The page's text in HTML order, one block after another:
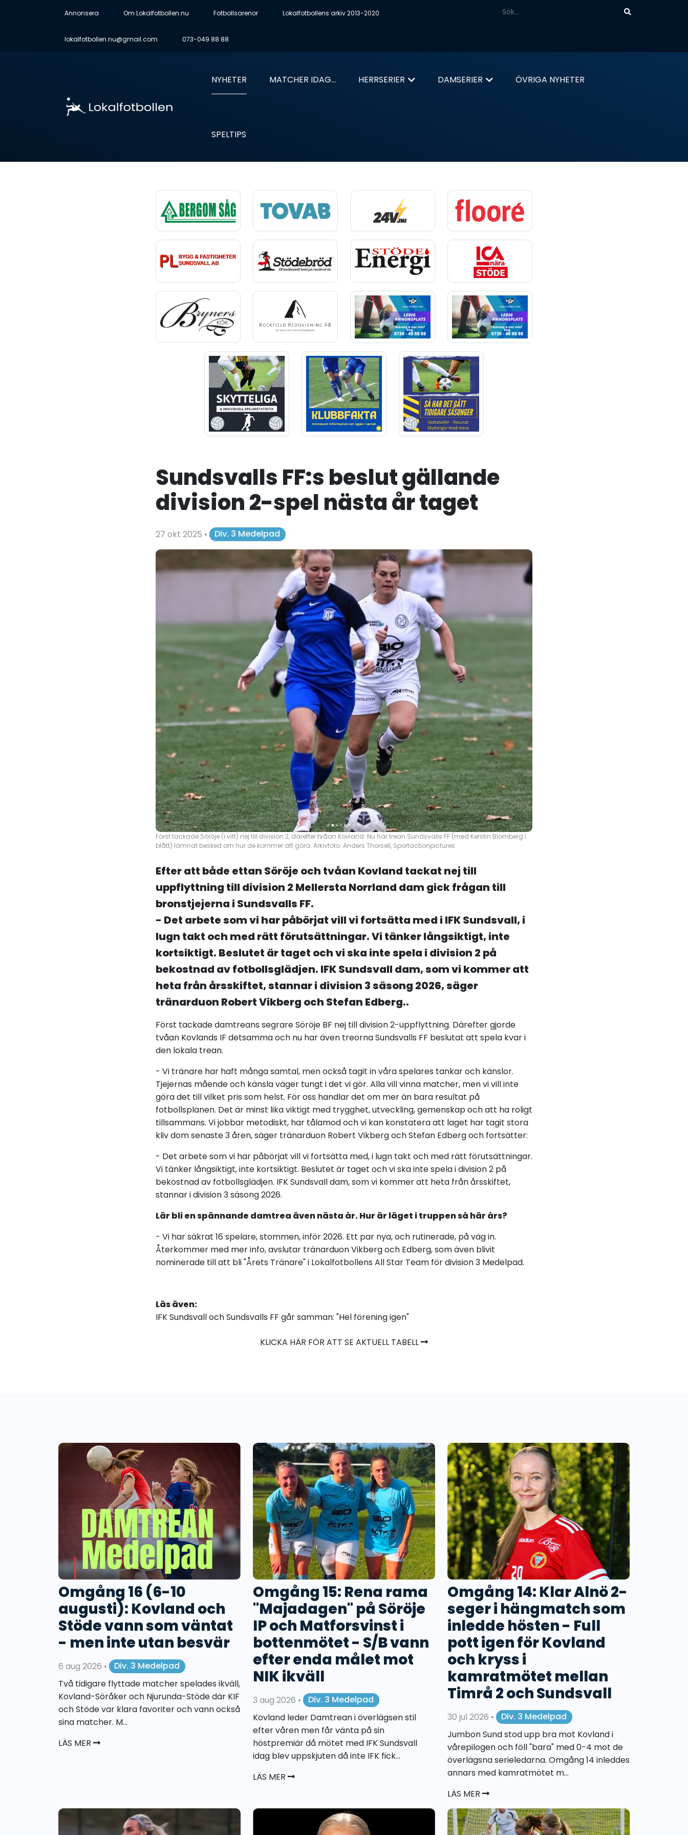
Annonsera Om Lokalfotbollen.nu Fotbollsarenor Lokalfotbollens arkiv 2013-2020
lokalfotbollen.nu@gmail.com 073-049 88 88
NYHETER MATCHER IDAG... HERRSERIER DAMSERIER ÖVRIGA NYHETER
SPELTIPS
Sundsvalls FF:s beslut gällande
division 2-spel nästa år taget
27 okt 2025 • Div. 3 Medelpad
Först tackade Söröje (i vitt) nej till division 2, därefter tvåan Kovland. Nu har trean Sundsvalls FF (med Kerstin Blomberg i
blått) lämnat besked om hur de kommer att göra. Arkivfoto: Anders Thorsell, Sportactionpictures.
Efter att både ettan Söröje och tvåan Kovland tackat nej till
uppflyttning till division 2 Mellersta Norrland dam gick frågan till
bronstjejerna i Sundsvalls FF.
- Det arbete som vi har påbörjat vill vi fortsätta med i IFK Sundsvall, i
lugn takt och med rätt förutsättningar. Vi tänker långsiktigt, inte
kortsiktigt. Beslutet är taget och vi ska inte spela i division 2 på
bekostnad av fotbollsglädjen. IFK Sundsvall dam, som vi kommer att
heta från årsskiftet, stannar i division 3 säsong 2026, säger
tränarduon Robert Vikberg och Stefan Edberg..
Först tackade damtreans segrare Söröje BF nej till division 2-uppflyttning. Därefter gjorde
tvåan Kovlands IF detsamma och nu har även treorna Sundsvalls FF beslutat att spela kvar i
den lokala trean.
- Vi tränare har haft många samtal, men också tagit in våra spelares tankar och känslor.
Tjejernas mående och känsla väger tungt i det vi gör. Alla vill vinna matcher, men vi vill inte
göra det till vilket pris som helst. För oss handlar det om mer än bara resultat på
fotbollsplanen. Det är minst lika viktigt med trygghet, utveckling, gemenskap och att ha roligt
tillsammans. Vi jobbar metodiskt, har tålamod och vi kan konstatera att laget har tagit stora
kliv dom senaste 3 åren, säger tränarduon Robert Vikberg och Stefan Edberg och fortsätter:
- Det arbete som vi har påbörjat vill vi fortsätta med, i lugn takt och med rätt förutsättningar.
Vi tänker långsiktigt, inte kortsiktigt. Beslutet är taget och vi ska inte spela i division 2 på
bekostnad av fotbollsglädjen. IFK Sundsvall dam, som vi kommer att heta från årsskiftet,
stannar i division 3 säsong 2026.
Lär bli en spännande damtrea även nästa år. Hur är läget i truppen så här års?
- Vi har säkrat 16 spelare, stommen, inför 2026. Ett par nya, och rutinerade, på väg in.
Återkommer med mer info, avslutar tränarduon Vikberg och Edberg, som även blivit
nominerade till att bli "Årets Tränare" i Lokalfotbollens All Star Team för division 3 Medelpad.
Läs även:
IFK Sundsvall och Sundsvalls FF går samman: "Hel förening igen"
KLICKA HÄR FÖR ATT SE AKTUELL TABELL
Omgång 16 (6-10
augusti): Kovland och
Stöde vann som väntat
- men inte utan besvär
6 aug 2026 •
Div. 3 Medelpad
Två tidigare flyttade matcher spelades ikväll,
Kovland-Söråker och Njurunda-Stöde där KIF
och Stöde var klara favoriter och vann också
sina matcher. M...
LÄS MER
Omgång 15: Rena rama
"Majadagen" på Söröje
IP och Matforsvinst i
bottenmötet - S/B vann
efter enda målet mot
NIK ikväll
3 aug 2026 •
Div. 3 Medelpad
Kovland leder Damtrean i överlägsen stil
efter våren men får vänta på sin
höstpremiär då mötet med IFK Sundsvall
idag blev uppskjuten då inte IFK fick...
LÄS MER
Omgång 14: Klar Alnö 2-
seger i hängmatch som
inledde hösten - Full
pott igen för Kovland
och kryss i
kamratmötet mellan
Timrå 2 och Sundsvall
30 jul 2026 •
Div. 3 Medelpad
Jumbon Sund stod upp bra mot Kovland i
vårepilogen och föll "bara" med 0-4 mot de
överlägsna serieledarna. Omgång 14 inleddes
annars med kamratmötet m...
LÄS MER